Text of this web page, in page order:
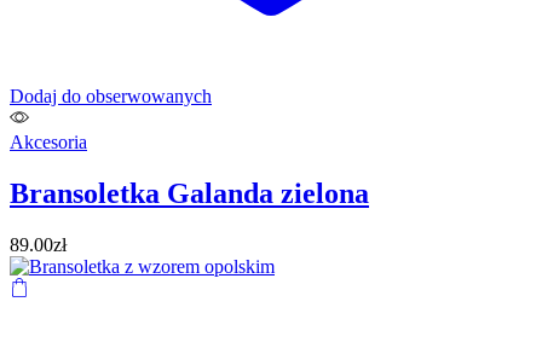
Dodaj do obserwowanych
Akcesoria
Bransoletka Galanda zielona
89.00zł